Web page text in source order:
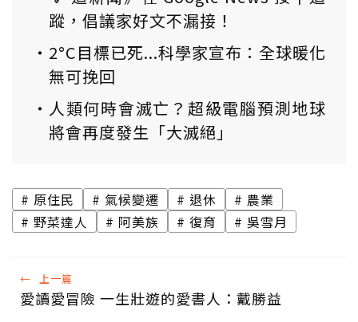
蹤，倡議家好文不漏接！
2°C目標已死...科學家宣布：全球暖化
無可挽回
人類何時會滅亡？超級電腦預測地球
將會再度發生「大滅絕」
原住民 氣候變遷 退休
農業
野菜達人
阿美族 復育 吳雪月
← 上一篇
愛讀愛冒險 一生壯遊的愛書人：戴勝益